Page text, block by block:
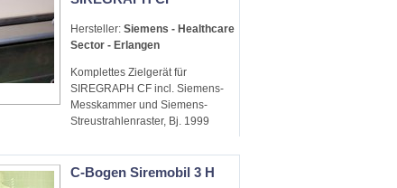
Hersteller: Siemens - Healthcare
Sector - Erlangen
Komplettes Zielgerät für
SIREGRAPH CF incl. Siemens-
Messkammer und Siemens-
Streustrahlenraster, Bj. 1999
C-Bogen Siremobil 3 H